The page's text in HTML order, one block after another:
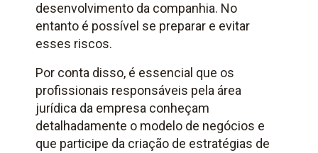
desenvolvimento da companhia. No
entanto é possível se preparar e evitar
esses riscos.
Por conta disso, é essencial que os
profissionais responsáveis pela área
jurídica da empresa conheçam
detalhadamente o modelo de negócios e
que participe da criação de estratégias de